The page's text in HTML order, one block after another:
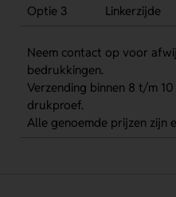
Optie 3 Linkerzijde
Neem contact op voor
bedrukkingen.
Verzending binnen 8 t/m
drukproef.
Alle genoemde prijzen zijn